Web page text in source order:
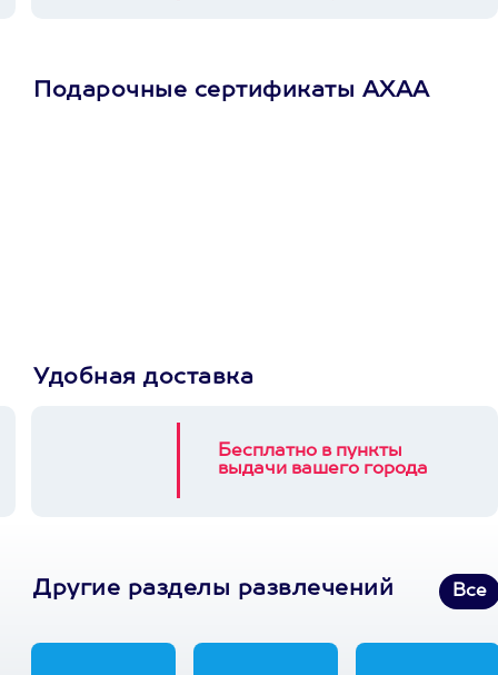
Подарочные сертификаты АХАА
Удобная доставка
Бесплатно в пункты
выдачи вашего города
Другие разделы развлечений Все